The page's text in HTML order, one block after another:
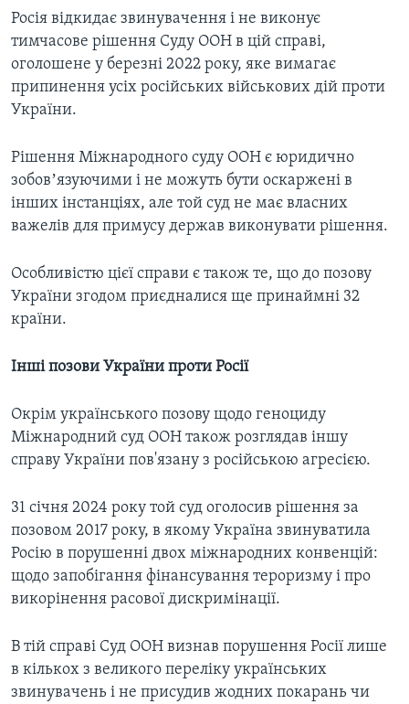
Росія відкидає звинувачення і не виконує
тимчасове рішення Суду ООН в цій справі,
оголошене у березні 2022 року, яке вимагає
припинення усіх російських військових дій проти
України.
Рішення Міжнародного суду ООН є юридично
зобовʼязуючими і не можуть бути оскаржені в
інших інстанціях, але той суд не має власних
важелів для примусу держав виконувати рішення.
Особливістю цієї справи є також те, що до позову
України згодом приєдналися ще принаймні 32
країни.
Інші позови України проти Росії
Окрім українського позову щодо геноциду
Міжнародний суд ООН також розглядав іншу
справу України пов'язану з російською агресією.
31 січня 2024 року той суд оголосив рішення за
позовом 2017 року, в якому Україна звинуватила
Росію в порушенні двох міжнародних конвенцій:
щодо запобігання фінансування тероризму і про
викорінення расової дискримінації.
В тій справі Суд ООН визнав порушення Росії лише
в кількох з великого переліку українських
звинувачень і не присудив жодних покарань чи